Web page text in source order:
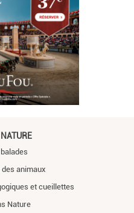
animaux
et cueillettes
Nature